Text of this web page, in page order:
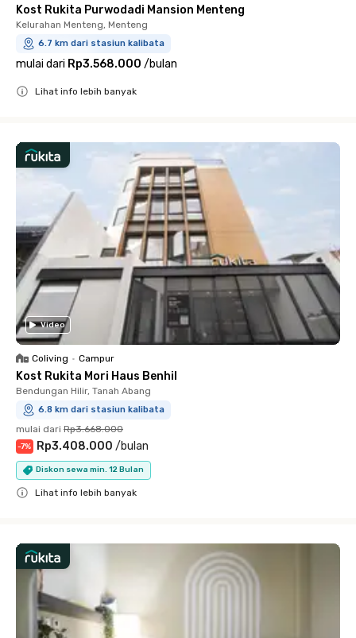
Kost Rukita Purwodadi Mansion Menteng
Kelurahan Menteng, Menteng
6.7 km dari stasiun kalibata
mulai dari Rp3.568.000 /bulan
Lihat info lebih banyak
Video
Coliving • Campur
Kost Rukita Mori Haus Benhil
Bendungan Hilir, Tanah Abang
6.8 km dari stasiun kalibata
mulai dari Rp3.668.000
-7% Rp3.408.000 /bulan
Diskon sewa min. 12 Bulan
Lihat info lebih banyak